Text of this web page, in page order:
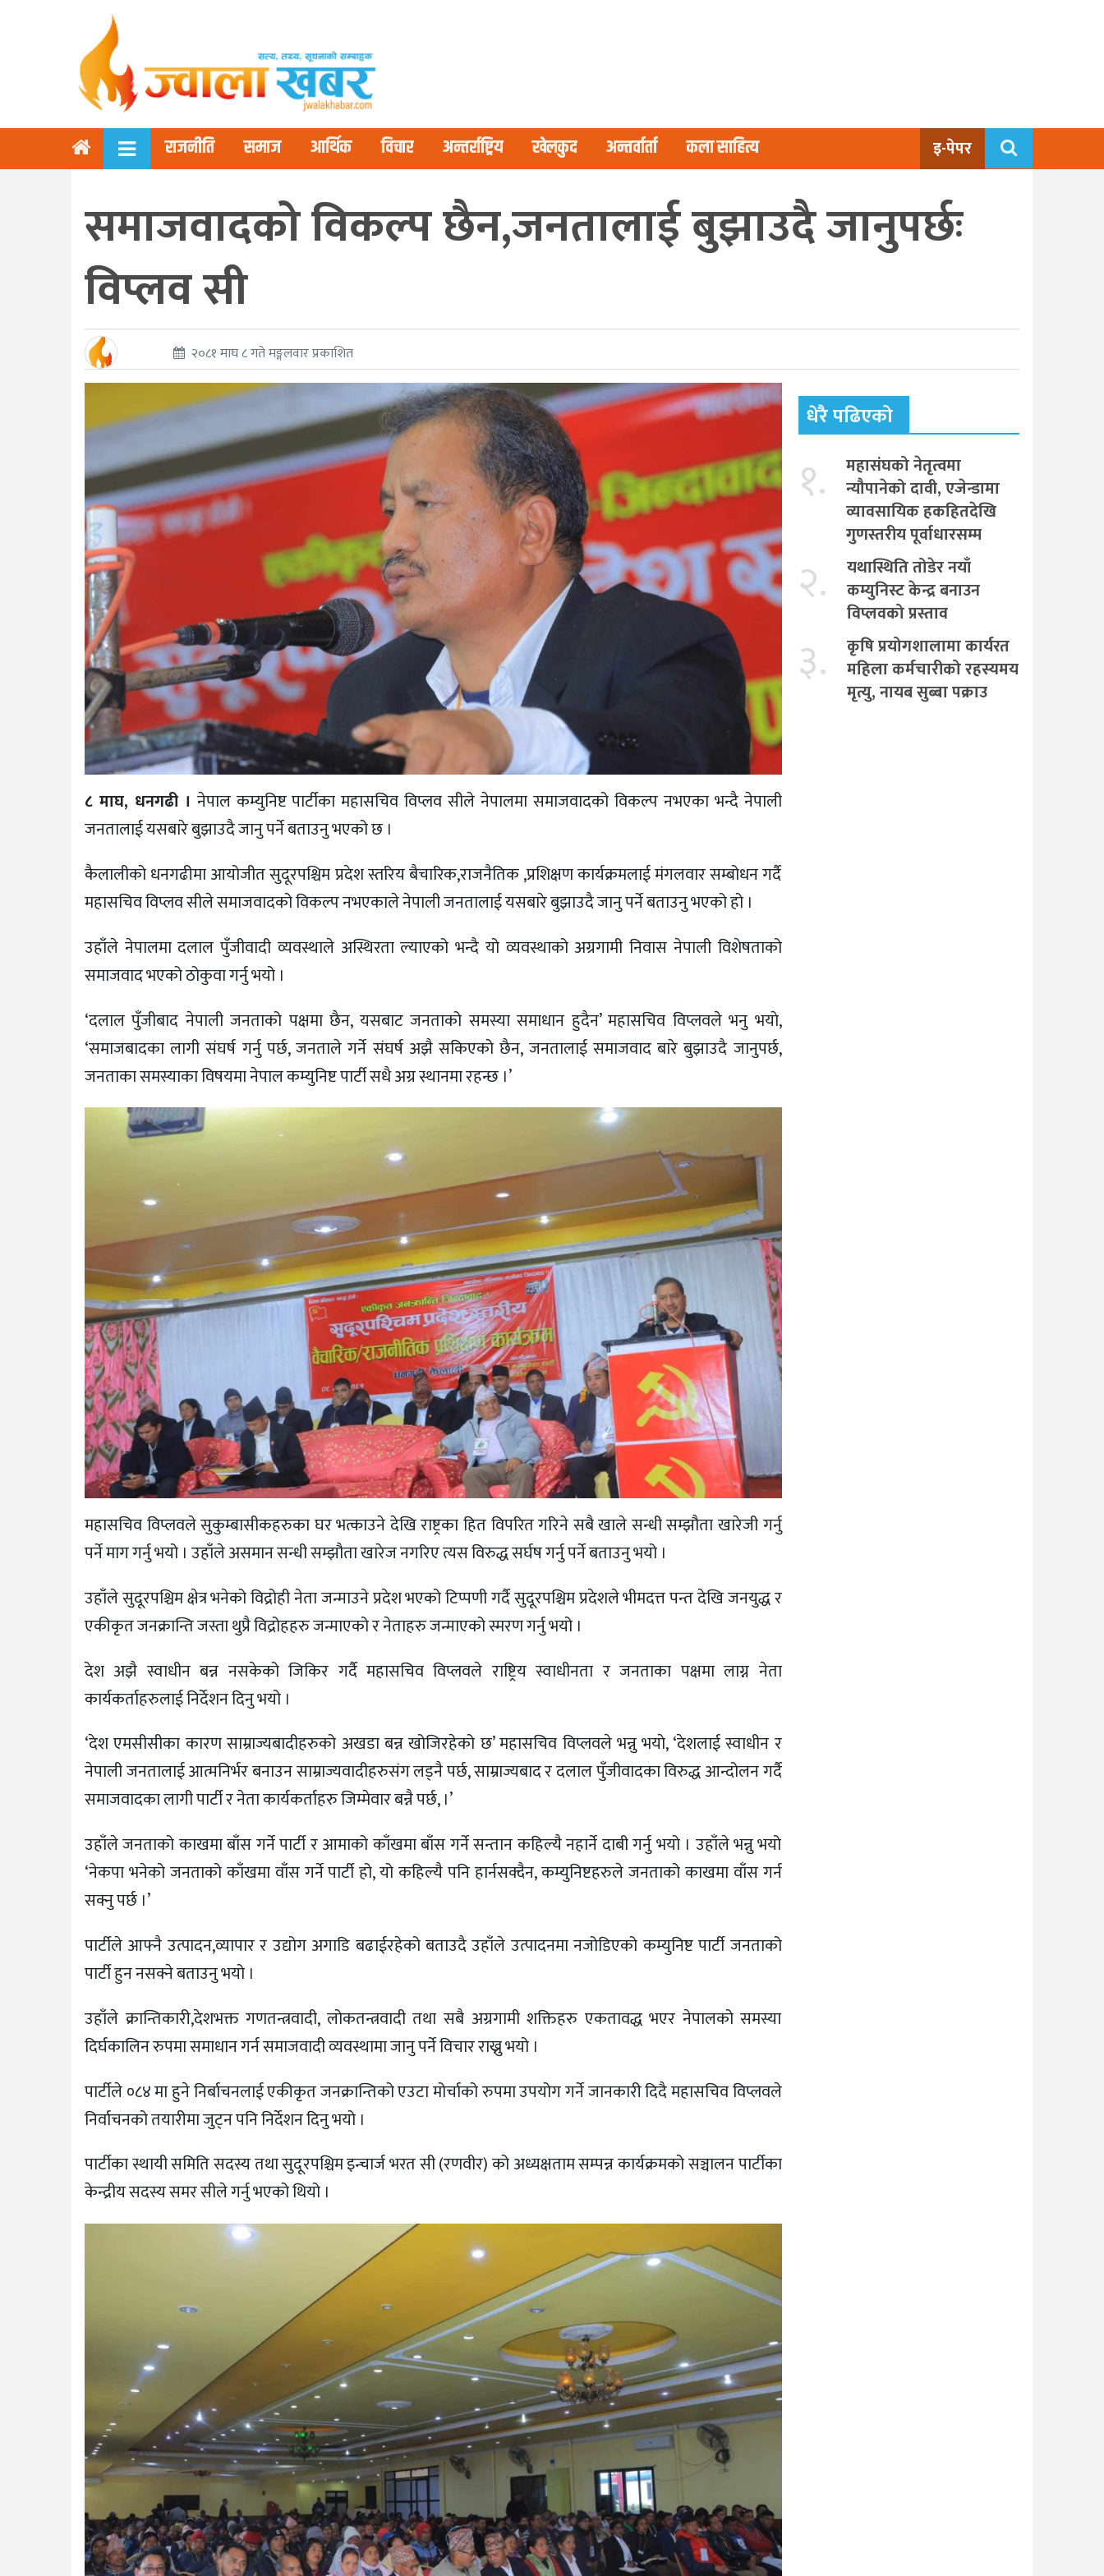
राजनीति समाज आर्थिक विचार अन्तर्राष्ट्रिय खेलकुद अन्तर्वार्ता कला साहित्य इ-पेपर
समाजवादको विकल्प छैन,जनतालाई बुझाउदै जानुपर्छः
विप्लव सी
२०८१ माघ ८ गते मङ्गलवार प्रकाशित
८ माघ, धनगढी । नेपाल कम्युनिष्ट पार्टीका महासचिव विप्लव सीले नेपालमा समाजवादको विकल्प नभएका भन्दै नेपाली
जनतालाई यसबारे बुझाउदै जानु पर्ने बताउनु भएको छ ।
कैलालीको धनगढीमा आयोजीत सुदूरपश्चिम प्रदेश स्तरिय बैचारिक,राजनैतिक ,प्रशिक्षण कार्यक्रमलाई मंगलवार सम्बोधन गर्दै
महासचिव विप्लव सीले समाजवादको विकल्प नभएकाले नेपाली जनतालाई यसबारे बुझाउदै जानु पर्ने बताउनु भएको हो ।
उहाँले नेपालमा दलाल पुँजीवादी व्यवस्थाले अस्थिरता ल्याएको भन्दै यो व्यवस्थाको अग्रगामी निवास नेपाली विशेषताको
समाजवाद भएको ठोकुवा गर्नु भयो ।
‘दलाल पुँजीबाद नेपाली जनताको पक्षमा छैन, यसबाट जनताको समस्या समाधान हुदैन’ महासचिव विप्लवले भनु भयाे,
‘समाजबादका लागी संघर्ष गर्नु पर्छ, जनताले गर्ने संघर्ष अझै सकिएको छैन, जनतालाई समाजवाद बारे बुझाउदै जानुपर्छ,
जनताका समस्याका विषयमा नेपाल कम्युनिष्ट पार्टी सधै अग्र स्थानमा रहन्छ ।’
महासचिव विप्लवले सुकुम्बासीकहरुका घर भत्काउने देखि राष्ट्रका हित विपरित गरिने सबै खाले सन्धी सम्झौता खारेजी गर्नु
पर्ने माग गर्नु भयो । उहाँले असमान सन्धी सम्झौता खारेज नगरिए त्यस विरुद्ध सर्घष गर्नु पर्ने बताउनु भयो ।
उहाँले सुदूरपश्चिम क्षेत्र भनेको विद्रोही नेता जन्माउने प्रदेश भएको टिप्पणी गर्दै सुदूरपश्चिम प्रदेशले भीमदत्त पन्त देखि जनयुद्ध र
एकीकृत जनक्रान्ति जस्ता थुप्रै विद्रोहहरु जन्माएको र नेताहरु जन्माएको स्मरण गर्नु भयो ।
देश अझै स्वाधीन बन्न नसकेको जिकिर गर्दै महासचिव विप्लवले राष्ट्रिय स्वाधीनता र जनताका पक्षमा लाग्न नेता
कार्यकर्ताहरुलाई निर्देशन दिनु भयो ।
‘देश एमसीसीका कारण साम्राज्यबादीहरुको अखडा बन्न खोजिरहेको छ’ महासचिव विप्लवले भन्नु भयाे, ‘देशलाई स्वाधीन र
नेपाली जनतालाई आत्मनिर्भर बनाउन साम्राज्यवादीहरुसंग लड्नै पर्छ, साम्राज्यबाद र दलाल पुँजीवादका विरुद्ध आन्दोलन गर्दै
समाजवादका लागी पार्टी र नेता कार्यकर्ताहरु जिम्मेवार बन्नै पर्छ, ।’
उहाँले जनताको काखमा बाँस गर्ने पार्टी र आमाको काँखमा बाँस गर्ने सन्तान कहिल्यै नहार्ने दाबी गर्नु भयो । उहाँले भन्नु भयो
‘नेकपा भनेको जनताको काँखमा वाँस गर्ने पार्टी हो, यो कहिल्यै पनि हार्नसक्दैन, कम्युनिष्टहरुले जनताको काखमा वाँस गर्न
सक्नु पर्छ ।’
पार्टीले आफ्नै उत्पादन,व्यापार र उद्योग अगाडि बढाईरहेको बताउदै उहाँले उत्पादनमा नजोडिएको कम्युनिष्ट पार्टी जनताको
पार्टी हुन नसक्ने बताउनु भयो ।
उहाँले क्रान्तिकारी,देशभक्त गणतन्त्रवादी, लोकतन्त्रवादी तथा सबै अग्रगामी शक्तिहरु एकतावद्ध भएर नेपालको समस्या
दिर्घकालिन रुपमा समाधान गर्न समाजवादी व्यवस्थामा जानु पर्ने विचार राख्नु भयो ।
पार्टीले ०८४ मा हुने निर्बाचनलाई एकीकृत जनक्रान्तिको एउटा मोर्चाको रुपमा उपयोग गर्ने जानकारी दिदै महासचिव विप्लवले
निर्वाचनको तयारीमा जुट्न पनि निर्देशन दिनु भयो ।
पार्टीका स्थायी समिति सदस्य तथा सुदूरपश्चिम इन्चार्ज भरत सी (रणवीर) को अध्यक्षताम सम्पन्न कार्यक्रमको सञ्चालन पार्टीका
केन्द्रीय सदस्य समर सीले गर्नु भएको थियो ।
धेरै पढिएको
१.
महासंघको नेतृत्वमा
न्यौपानेको दावी, एजेन्डामा
व्यावसायिक हकहितदेखि
गुणस्तरीय पूर्वाधारसम्म
२.
यथास्थिति तोडेर नयाँ
कम्युनिस्ट केन्द्र बनाउन
विप्लवको प्रस्ताव
३.
कृषि प्रयोगशालामा कार्यरत
महिला कर्मचारीको रहस्यमय
मृत्यु, नायब सुब्बा पक्राउ